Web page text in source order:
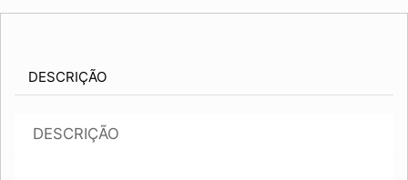
DESCRIÇÃO
DESCRIÇÃO